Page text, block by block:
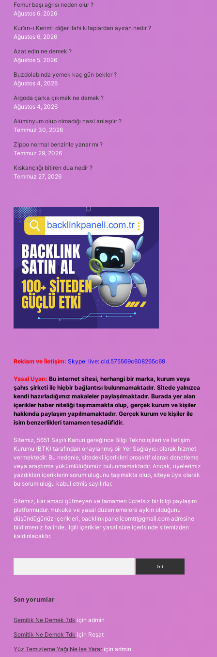
Femur başı ağrısı neden olur ?
Ağustos 6, 2026
Kur’an-ı Kerim’i diğer ilahi kitaplardan ayıran nedir ?
Ağustos 6, 2026
Azat edin ne demek ?
Ağustos 5, 2026
Buzdolabında yemek kaç gün bekler ?
Ağustos 4, 2026
Argoda çarka çıkmak ne demek ?
Ağustos 4, 2026
Alüminyum olup olmadığı nasıl anlaşılır ?
Temmuz 30, 2026
Zippo normal benzinle yanar mı ?
Temmuz 29, 2026
Kıskançlığı bitiren dua nedir ?
Temmuz 27, 2026
Reklam ve İletişim: Skype: live:.cid.575569c608265c69
Yasal Uyarı: Bu internet sitesi, herhangi bir marka, kurum veya
şahıs şirketi ile hiçbir bağlantısı bulunmamaktadır. Sitede yalnızca
kendi hazırladığımız makaleler paylaşılmaktadır. Burada yer alan
içerikler haber niteliği taşımamakta olup, gerçek kurum ve kişiler
hakkında paylaşım yapılmamaktadır. Gerçek kurum ve kişiler ile
isim benzerlikleri tamamen tesadüfidir.
Sitemiz, 5651 Sayılı Kanun gereğince Bilgi Teknolojileri ve İletişim
Kurumu (BTK) tarafından onaylanmış bir Yer Sağlayıcı olarak hizmet
vermektedir. Bu nedenle, sitedeki içerikleri proaktif olarak denetleme
veya araştırma yükümlülüğümüz bulunmamaktadır. Ancak, üyelerimiz
yazdıkları içeriklerin sorumluluğunu taşımakta olup, siteye üye olarak
bu sorumluluğu kabul etmiş sayılırlar.
Sitemiz, kar amacı gütmeyen ve tamamen ücretsiz bir bilgi paylaşım
platformudur. Hukuka ve yasal düzenlemelere aykırı olduğunu
düşündüğünüz içerikleri, backlinkpanelicomtr@gmail.com adresine
bildirmeniz halinde, ilgili içerikler yasal süre içerisinde sitemizden
kaldırılacaktır.
Son yorumlar
Semitik Ne Demek Tdk için admin
Semitik Ne Demek Tdk için Reşat
Yüz Temizleme Yağı Ne Işe Yarar için admin